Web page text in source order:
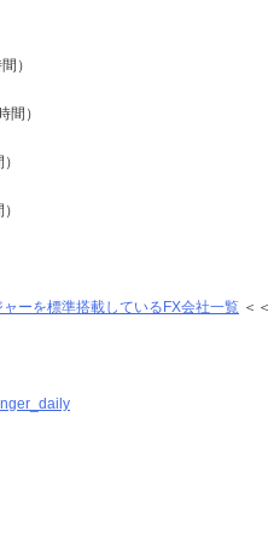
）
間）
ーを標準搭載しているFX会社一覧 ＜